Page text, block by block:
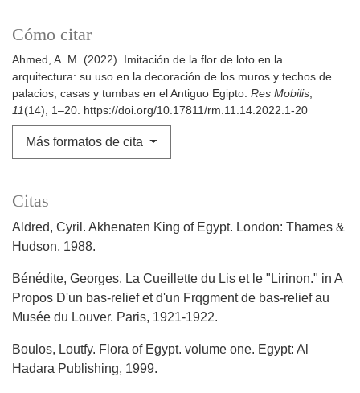
Cómo citar
Ahmed, A. M. (2022). Imitación de la flor de loto en la
arquitectura: su uso en la decoración de los muros y techos de
palacios, casas y tumbas en el Antiguo Egipto. Res Mobilis,
11(14), 1–20. https://doi.org/10.17811/rm.11.14.2022.1-20
Más formatos de cita
Citas
Aldred, Cyril. Akhenaten King of Egypt. London: Thames &
Hudson, 1988.
Bénédite, Georges. La Cueillette du Lis et le "Lirinon." in A
Propos D'un bas-relief et d'un Frqgment de bas-relief au
Musée du Louver. Paris, 1921-1922.
Boulos, Loutfy. Flora of Egypt. volume one. Egypt: Al
Hadara Publishing, 1999.